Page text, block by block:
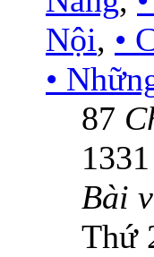
Nội, •
•
87
1331
Bài
Thứ